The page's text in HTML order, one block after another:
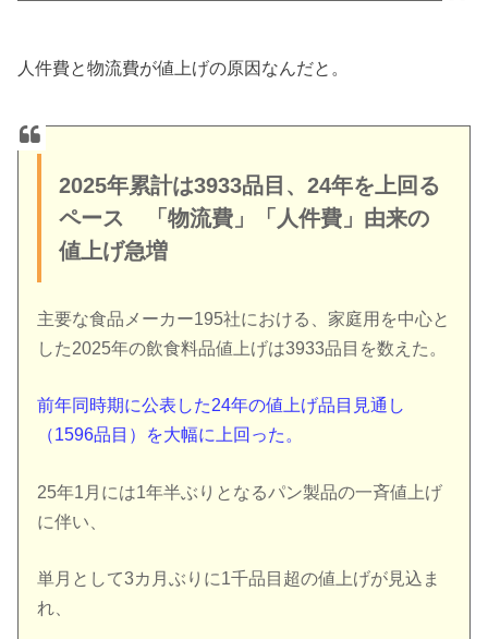
人件費と物流費が値上げの原因なんだと。
2025年累計は3933品目、24年を上回る
ペース 「物流費」「人件費」由来の
値上げ急増
主要な食品メーカー195社における、家庭用を中心と
した2025年の飲食料品値上げは3933品目を数えた。
前年同時期に公表した24年の値上げ品目見通し
（1596品目）を大幅に上回った。
25年1月には1年半ぶりとなるパン製品の一斉値上げ
に伴い、
単月として3カ月ぶりに1千品目超の値上げが見込ま
れ、